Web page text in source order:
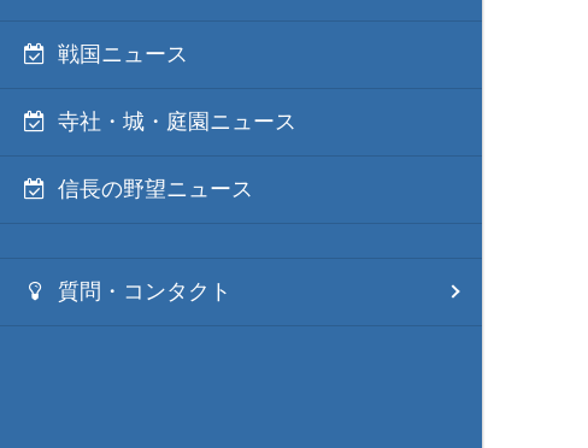
戦国ニュース
寺社・城・庭園ニュース
信長の野望ニュース
質問・コンタクト